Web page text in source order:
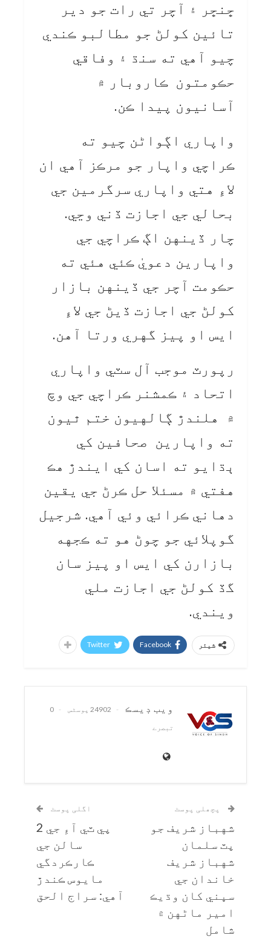
ڇنڇر ۽ آچر تي رات جو دير
تائين کولڻ جو مطالبو ڪندي
چيو آهي ته سنڌ ۽ وفاقي
حڪومتون ڪاروبار ۾
آسانيون پيدا ڪن.
واپاري اڳواڻن چيو ته
ڪراچي واپار جو مرڪز آهي ان
لاءِ هتي واپاري سرگرمين جي
بحالي جي اجازت ڏني وڃي.
چار ڏينهن اڳ ڪراچي جي
واپارين دعويٰ ڪئي هئي ته
حڪومت آچر جي ڏينهن بازار
کولڻ جي اجازت ڏيڻ جي لاءِ
ايس او پيز گهري ورتا آهن.
رپورٽ موجب آل سٽي واپاري
اتحاد ۽ ڪمشنر ڪراچي جي وچ
۾ هلندڙ ڳالهيون ختم ٿيون
ته واپارين صحافين کي
ٻڌايو ته اسان کي ايندڙ هڪ
هفتي ۾ مسئلا حل ڪرڻ جي يقين
دهاني ڪرائي وئي آهي. شرجيل
گوپلائي جو چوڻ هو ته ڪجهه
بازارن کي ايس او پيز سان
گڏ کولڻ جي اجازت ملي
ويندي.
شیئر Facebook
Twitter
ويب ڊيسڪ 24902 پوسٹس
0
تبصرے
پچھلی پوسٹ
شهباز شريف جو
پٽ سلمان
شهباز شريف
خاندان جي
سڀني کان وڌيڪ
امير ماڻهن ۾
شامل
اگلی پوسٹ
پي ٽي آءِ جي 2
سالن جي
ڪارڪردگي
مايوس ڪندڙ
آهي: سراج الحق